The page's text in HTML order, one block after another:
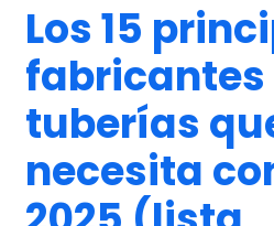
Los 15
fabricantes
tuberías
necesita